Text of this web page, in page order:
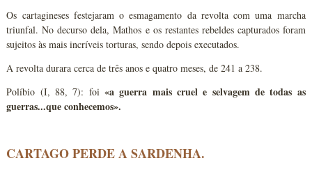
Os cartagineses festejaram o esmagamento da revolta com uma marcha
triunfal. No decurso dela, Mathos e os restantes rebeldes capturados foram
sujeitos às mais incríveis torturas, sendo depois executados.
A revolta durara cerca de três anos e quatro meses, de 241 a 238.
Políbio (I, 88, 7): foi«a guerra mais cruel e selvagem de todas as
guerras...que conhecemos».
CARTAGO PERDE A SARDENHA.